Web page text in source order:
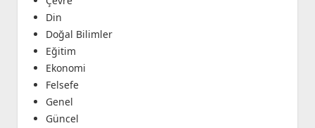
Din
Doğal Bilimler
Eğitim
Ekonomi
Felsefe
Genel
Güncel